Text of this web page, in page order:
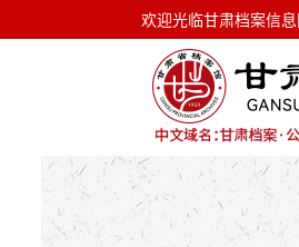
欢迎光临甘肃档案信